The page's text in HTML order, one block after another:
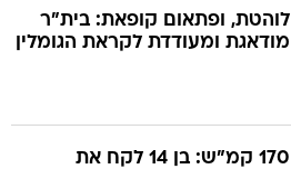
לוהטת, ופתאום קופאת: בית"ר
מודאגת ומעודדת לקראת הגומלין
170 קמ"ש: בן 14 לקח את